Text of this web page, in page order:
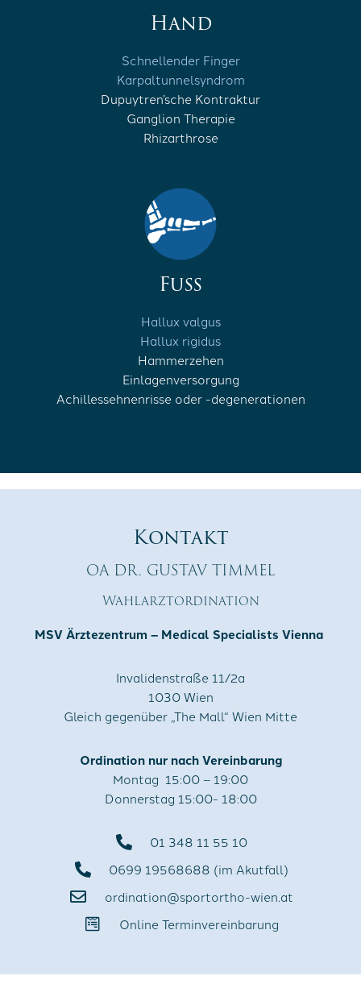
Hand
Schnellender Finger
Karpaltunnelsyndrom
Dupuytren’sche Kontraktur
Ganglion Therapie
Rhizarthrose
Fuss
Hallux valgus
Hallux rigidus
Hammerzehen
Einlagenversorgung
Achillessehnenrisse oder -degenerationen
Kontakt
OA DR. GUSTAV TIMMEL
Wahlarztordination
MSV Ärztezentrum – Medical Specialists Vienna
Invalidenstraße 11/2a
1030 Wien
Gleich gegenüber „The Mall“ Wien Mitte
Ordination nur nach Vereinbarung
Montag 15:00 – 19:00
Donnerstag 15:00- 18:00
01 348 11 55 10
0699 19568688 (im Akutfall)
ordination@sportortho-wien.at
Online Terminvereinbarung